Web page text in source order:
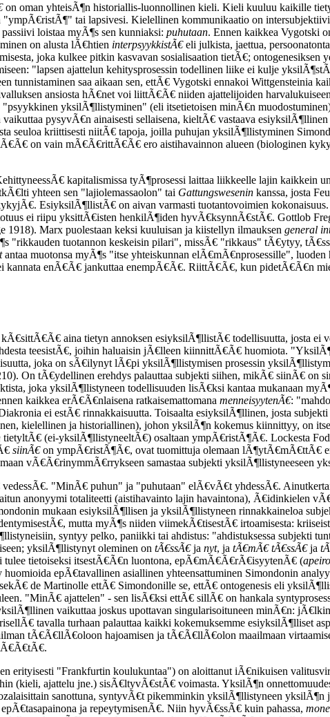
on oman yhteisÃ¶n historiallis-luonnollinen kieli. Kieli kuuluu kaikille
tai lapsivesi. Kielellinen kommunikaatio on
loistaa myÃ¶s sen kunniaksi: puhutaan. Ennen kaikkea Vygotski
on alusta lÃ€htien interpsyykkistÃ€eli julkista, jaettua,
joka kulkee pitkin kasvavan sosialisaation tietÃ€;
"lapsen ajattelun kehitysprosessin todellinen liike ei kulje
tunnistaminen saa aikaan sen, ettÃ€ Vygotski ennakoi Wittgensteinia
ansiosta hÃ€net voi liittÃ€Ã€ niiden ajattelijoiden harvalukuiseen
yksilÃ¶llistyminen" (eli itsetietoisen minÃ€n
pysyvÃ€n ainaisesti sellaisena, kieltÃ€ vastaava
seuloa kriittisesti niitÃ€ tapoja, joilla puhujan yksilÃ¶llistyminen
on vain mÃ€Ã€rittÃ€Ã€ ero aistihavainnon alueen (biologinen
kapitalismissa tyÃ¶prosessi laittaa liikkeelle lajin kaikkein
yhteen sen "lajiolemassaolon" tai Gattungswesenin kanssa, josta
EsiyksilÃ¶llistÃ€ on aivan varmasti tuotantovoimien kokonaisuus.
ei riipu yksittÃ€isten henkilÃ¶iden hyvÃ€ksynnÃ€stÃ€. Gottlob
1918). Marx puolestaan keksi kuuluisan ja kiistellyn ilmauksen general
"rikkauden tuotannon keskeisin pilari", missÃ€ "rikkaus" tÃ€ytyy,
antaa muotonsa myÃ¶s "itse yhteiskunnan elÃ€mÃ€nprosessille",
enÃ€Ã€ jankuttaa enempÃ€Ã€. RiittÃ€Ã€, kun pidetÃ€Ã€n
aina tietyn annoksen esiyksilÃ¶llistÃ€ todellisuutta, josta ei
teesistÃ€, joihin haluaisin jÃ€lleen kiinnittÃ€Ã€ huomiota.
joka on sÃ€ilynyt lÃ€pi yksilÃ¶llistymisen prosessin
On tÃ€ydellinen erehdys palauttaa subjekti siihen, mikÃ€ siinÃ€
joka yksilÃ¶llistyneen todellisuuden lisÃ€ksi kantaa mukanaan
kaikkea erÃ€Ã€nlaisena ratkaisemattomana menneisyytenÃ€:
ei estÃ€ rinnakkaisuutta. Toisaalta esiyksilÃ¶llinen, josta
kielellinen ja historiallinen), johon yksilÃ¶n kokemus kiinnittyy, on
tietyltÃ€ (ei-yksilÃ¶llistyneeltÃ€) osaltaan ympÃ€ristÃ¶Ã€. Lockesta
siinÃ€on ympÃ€ristÃ¶Ã€, ovat tuomittuja olemaan
vÃ€Ã€rinymmÃ€rrykseen samastaa subjekti yksilÃ¶llistyneeseen
"MinÃ€ puhun" ja "puhutaan" elÃ€vÃ€t yhdessÃ€.
anonyymi totaliteetti (aistihavainto lajin havaintona), Ã€idinkielen
mukaan esiyksilÃ¶llisen ja yksilÃ¶llistyneen rinnakkaineloa
mutta myÃ¶s niiden viimekÃ€tisestÃ€ irtoamisesta:
syntyy pelko, paniikki tai ahdistus: "ahdistuksessa subjekti
yksilÃ¶llistynyt oleminen on tÃ€ssÃ€ja nyt, ja tÃ€mÃ€ tÃ€ssÃ€ja
tietoiseksi itsestÃ€Ã€n luontona, epÃ€mÃ€Ã€rÃ€isyytenÃ€ (
epÃ€tavallinen asiallinen yhteensattuminen Simondonin
de Martinolle ettÃ€ Simondonille se, ettÃ€ ontogenesis eli
"MinÃ€ ajattelen" - sen lisÃ€ksi ettÃ€ sillÃ€ on hankala
vaikuttaa joskus upottavan singularisoituneen minÃ€n:
tavalla turhaan palauttaa kaikki kokemuksemme esiyksilÃ¶lliset
tÃ€Ã€llÃ€oloon hajoamisen ja tÃ€Ã€llÃ€olon maailmaan
erityisesti "Frankfurtin koulukuntaa") on aloittanut iÃ€nikuisen
(kieli, ajattelu jne.) sisÃ€ltyvÃ€stÃ€ voimasta. YksilÃ¶n
sanottuna, syntyvÃ€t pikemminkin yksilÃ¶llistyneen
ja repeytymisenÃ€. Niin hyvÃ€ssÃ€ kuin pahassa,